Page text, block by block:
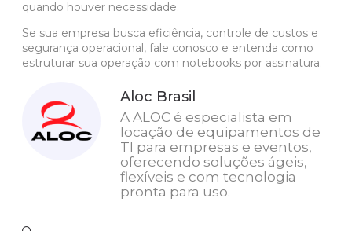
quando houver necessidade.
Se sua empresa busca eficiência, controle de custos e
segurança operacional, fale conosco e entenda como
estruturar sua operação com notebooks por assinatura.
Aloc Brasil
A ALOC é especialista em
locação de equipamentos de
TI para empresas e eventos,
oferecendo soluções ágeis,
flexíveis e com tecnologia
pronta para uso.